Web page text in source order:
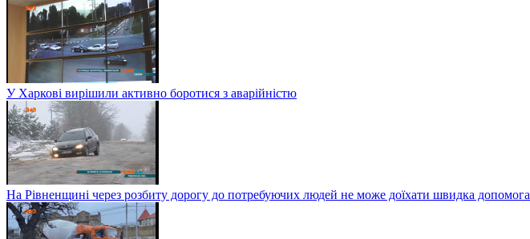
У Харкові вирішили активно боротися з аварійністю
На Рівненщині через розбиту дорогу до потребуючих людей не може доїхати швидка допомога